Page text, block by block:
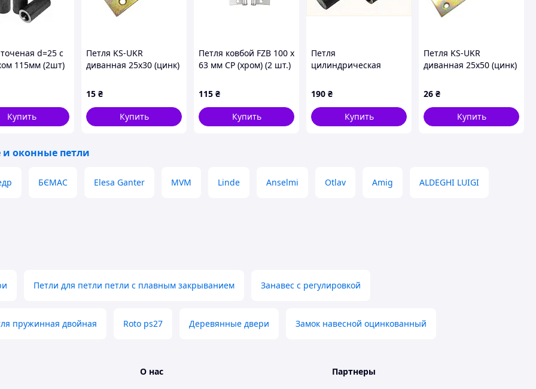
d=25 с
115мм (2шт)
для
крепления
Купить
Петля KS-UKR
диванная 25x30 (цинк)
15 ₴
Купить
Петля ковбой FZB 100 х
63 мм CP (хром) (2 шт.)
115 ₴
Купить
Петля
цилиндрическая
мм 92-0327,
4TP04B4000
190 ₴
Купить
Петля KS-UKR
диванная 25х50 (цинк)
26 ₴
Купить
оконные петли
БЄМАС Elesa Ganter MVM Linde Anselmi Otlav Amig ALDEGHI LUIGI
Петли для петли петли с плавным закрыванием Занавес с регулировкой
пружинная двойная Roto ps27 Деревянные двери Замок навесной оцинкованный
О нас Партнеры